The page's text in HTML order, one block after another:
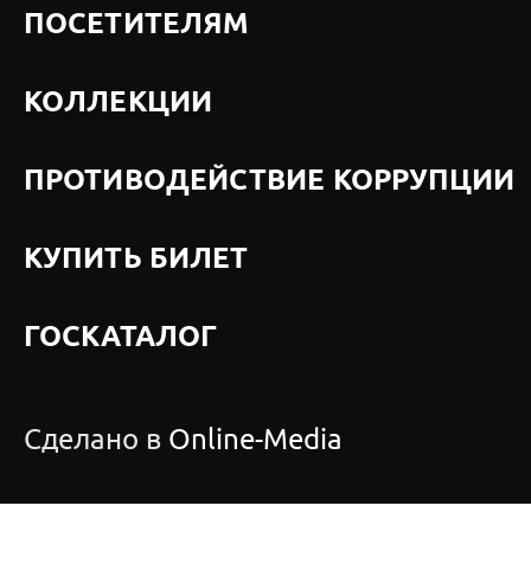
ПОСЕТИТЕЛЯМ
КОЛЛЕКЦИИ
ПРОТИВОДЕЙСТВИЕ КОРРУПЦИИ
КУПИТЬ БИЛЕТ
ГОСКАТАЛОГ
Сделано в Online-Media